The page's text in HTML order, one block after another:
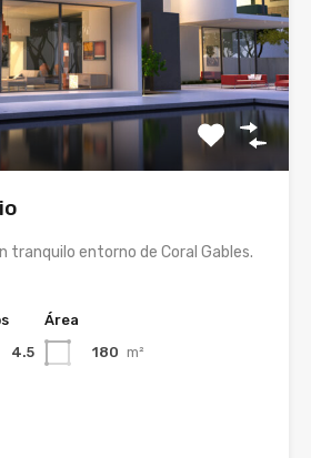
tranquilo entorno de Coral Gables.
4.5
Área
180 m²